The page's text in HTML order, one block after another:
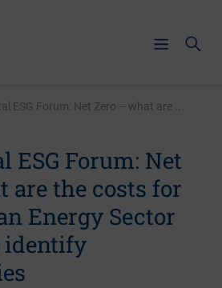
ESG Forum: Net Zero – what are ...
ESG Forum: Net
are the costs for
Energy Sector
identify